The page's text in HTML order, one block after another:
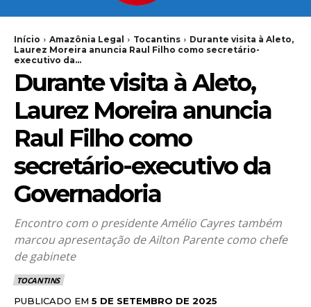
Início Amazônia Legal Tocantins
Durante visita à Aleto,
Laurez Moreira anuncia Raul Filho como secretário-
executivo da...
Durante visita à Aleto,
Laurez Moreira anuncia
Raul Filho como
secretário-executivo da
Governadoria
Encontro com o presidente Amélio Cayres também
marcou apresentação de Ailton Parente como chefe
de gabinete
TOCANTINS
PUBLICADO EM 5 DE SETEMBRO DE 2025